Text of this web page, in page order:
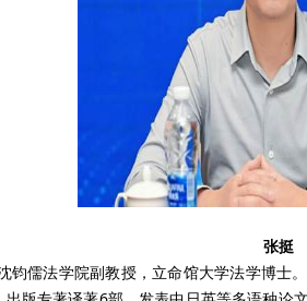
张挺
钧儒法学院副教授，立命馆大学法学博士